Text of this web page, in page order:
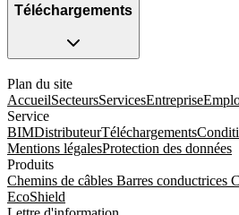
Téléchargements
Plan du site
AccueilSecteursServicesEntreprise
Service
BIMDistributeurTéléchargements
Mentions légalesProtection des données
Produits
Chemins de câbles Barres conductrices
EcoShield